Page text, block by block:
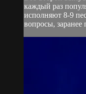
каждый раз
исполняют 8-9
вопросы, заранее